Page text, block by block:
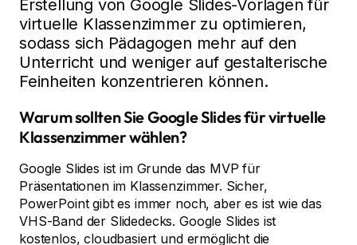
Erstellung von Google Slides-Vorlagen für
virtuelle Klassenzimmer zu optimieren,
sodass sich Pädagogen mehr auf den
Unterricht und weniger auf gestalterische
Feinheiten konzentrieren können.
Warum sollten Sie Google Slides für virtuelle
Klassenzimmer wählen?
Google Slides ist im Grunde das MVP für
Präsentationen im Klassenzimmer. Sicher,
PowerPoint gibt es immer noch, aber es ist wie das
VHS-Band der Slidedecks. Google Slides ist
kostenlos, cloudbasiert und ermöglicht die